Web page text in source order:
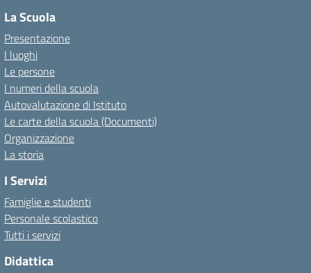
La Scuola
Presentazione
I luoghi
Le persone
I numeri della scuola
Autovalutazione di Istituto
Le carte della scuola (Documenti)
Organizzazione
La storia
I Servizi
Famiglie e studenti
Personale scolastico
Tutti i servizi
Didattica